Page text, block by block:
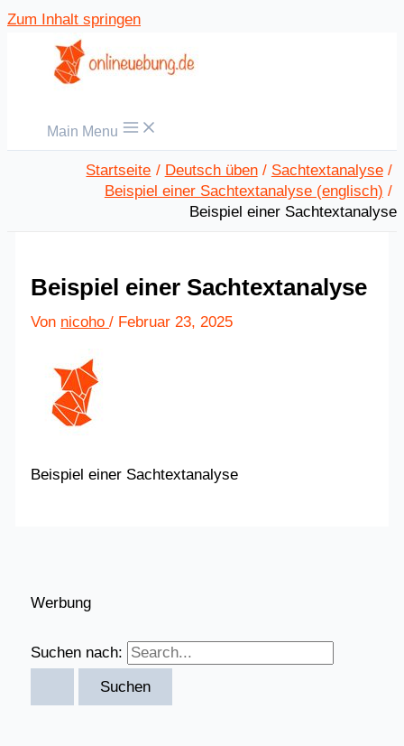
Zum Inhalt springen
Main Menu
Startseite Deutsch üben
Sachtextanalyse
Beispiel einer Sachtextanalyse (englisch)
Beispiel einer Sachtextanalyse
Beispiel einer Sachtextanalyse
Von nicoho/ Februar 23, 2025
Beispiel einer Sachtextanalyse
Werbung
Suchen nach: